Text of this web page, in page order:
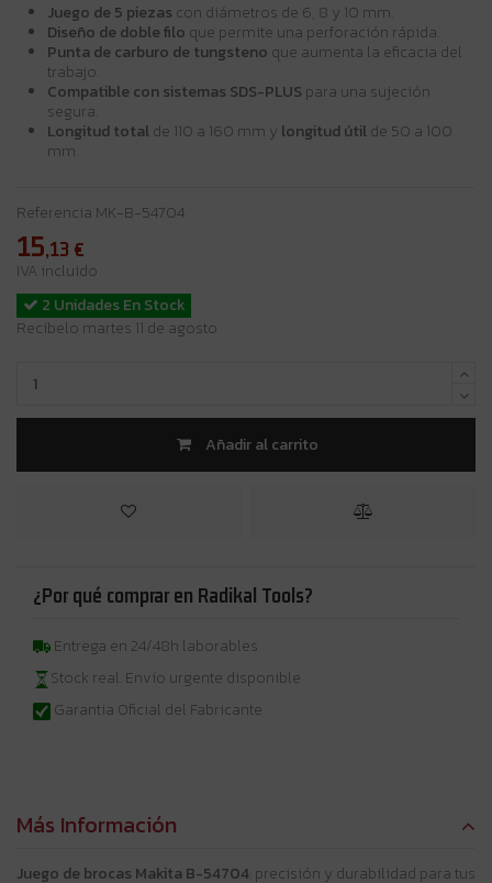
Juego de 5 piezas con diámetros de 6, 8 y 10 mm.
Diseño de doble filo que permite una perforación rápida.
Punta de carburo de tungsteno que aumenta la eficacia del
trabajo.
Compatible con sistemas SDS-PLUS para una sujeción
segura.
Longitud totalde 110 a 160 mm y longitud útilde 50 a 100
mm.
Referencia MK-B-54704
15,13 €
IVA incluido
2 Unidades En Stock
Recíbelo martes 11 de agosto
Añadir al carrito
¿Por qué comprar en Radikal Tools?
Entrega en 24/48h laborables
Stock real. Envío urgente disponible
Garantia Oficial del Fabricante
Más Información
Juego de brocas Makita B-54704 : precisión y durabilidad para tus